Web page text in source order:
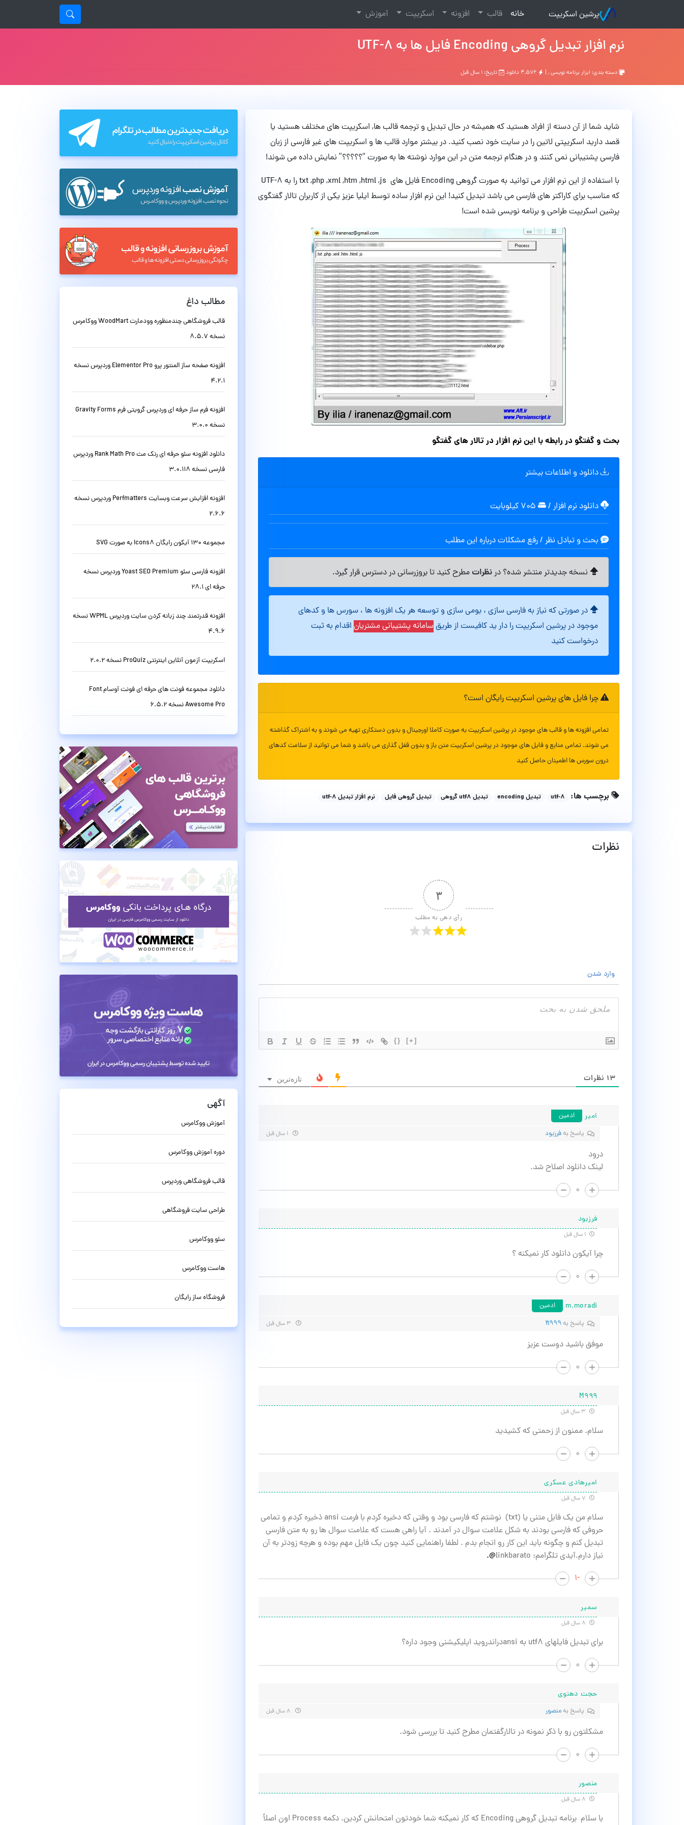
پرشین اسکریپت خانه
(current) قالب افزونه اسکریپت آموزش
نرم افزار تبدیل گروهی Encoding فایل ها به UTF-8
دسته بندی: ابزار برنامه نویسی, | تاریخ: ۱ سال قبل
شاید شما از آن دسته از افراد هستید که همیشه در حال تبدیل و ترجمه قالب ها, اسکریپت های مختلف هستید یا
قصد دارید اسکریپتی لاتین را در سایت خود نصب کنید. در بیشتر موارد قالب ها و اسکریپت های غیر فارسی از زبان
فارسی پشتیبانی نمی کنند و در هنگام ترجمه متن در این موارد نوشته ها به صورت “؟؟؟؟؟” نمایش داده می شوند!
با استفاده از این نرم افزار می توانید به صورت گروهی Encoding فایل های txt ,php ,xml ,htm ,html ,js را به UTF-8
که مناسب برای کاراکتر های فارسی می باشد تبدیل کنید! این نرم افزار ساده توسط ایلیا عزیز یکی از کاربران تالار گفتگوی
پرشین اسکریپت طراحی و برنامه نویسی شده است!
بحث و گفتگو در رابطه با این نرم افزار در تالار های گفتگو
دانلود و اطلاعات بیشتر
دانلود نرم افزار /
بحث و تبادل نظر / رفع مشکلات درباره این مطلب
نسخه جدیدتر منتشر شده؟ درنظراتمطرح کنید تا بروزرسانی در دسترس قرار گیرد.
در صورتی که نیاز به فارسی سازی ، بومی سازی و توسعه هر یک افزونه ها ، سورس ها و کدهای
موجود در پرشین اسکریپت را دار ید کافیست از طریقسامانه پشتیبانی مشتریان اقدام به ثبت
درخواست کنید
چرا فایل های پرشین اسکریپت رایگان است؟
تمامی افزونه ها و قالب های موجود در پرشین اسکریپت به صورت کاملا اورجینال و بدون دستکاری تهیه می شوند و به اشتراک گذاشته
می شوند. تمامی منابع و فایل های موجود در پرشین اسکریپت متن باز و بدون قفل گذاری می باشد و شما می توانید از سلامت کدهای
درون سورس ها اطمینان حاصل کنید
برچسب ها: utf-8 تبدیل encoding تبدیل utf8 گروهی تبدیل گروهی فایل نرم افزار تبدیل utf-8
نظرات
۳
رأی دهی به مطلب
وارد شدن
{} [+]
۱۳ نظرات تازه‌ترین
امیر
ادمین
پاسخ بهفرزبود
درود
لینک دانلود اصلاح شد.
۰
فرزبود
چرا آیکون دانلود کار نمیکنه ؟
۰
m.moradi
ادمین
پاسخ بهM999
موفق باشید دوست عزیز
۰
M999
سلام. ممنون از زحمتی که کشیدید
۰
امیرهادی عسکری
سلام من یک فابل متنی یا (txt) نوشتم که فارسی بود و وقتی که دخیره کردم با فرمت ansi ذخیره کردم و تمامی
حروفی که فارسی بودند به شکل علامت سوال در آمدند . آیا راهی هست که علامت سوال ها رو به متن فارسی
تبدیل کنم و چگونه باید این کار رو انجام بدم . لطفا راهنمایی کنید چون یک فایل مهم بوده و هرچه زودتر به آن
نیاز دارم.آيدی تلگرامم: linkbarato
@.
-۱
سمیر
برای تبدیل فایلهای utf8 به ansiدراندروید اپلیکیشنی وجود داره؟
۰
حجت دهنوی
پاسخ بهمنصور
مشکلتون رو با ذکر نمونه در تالارگفتمان مطرح کنید تا بررسی شود.
۰
منصور
با سلام برنامه تبدیل گروهی Encoding که کار نمیکنه شما خودتون امتحانش کردین. دکمه Process اون اصلاً
مطالب داغ
قالب فروشگاهی چندمنظوره وودمارت WoodMart ووکامرس
نسخه 8.5.7
افزونه صفحه ساز المنتور پرو Elementor Pro وردپرس نسخه
4.2.1
افزونه فرم ساز حرفه ای وردپرس گرویتی فرم Gravity Forms
نسخه 3.0.0
دانلود افزونه سئو حرفه ای رنک مث Rank Math Pro وردپرس
فارسی نسخه 3.0.118
افزونه افزایش سرعت وبسایت Perfmatters وردپرس نسخه
2.6.6
مجموعه 130 آیکون رایگان Icons8 به صورت SVG
افزونه فارسی سئو Yoast SEO Premium وردپرس نسخه
حرفه ای 28.1
افزونه قدرتمند چند زبانه کردن سایت وردپرس WPML نسخه
4.9.6
اسکریپت آزمون آنلاین اینترنتی ProQuiz نسخه 2.0.2
دانلود مجموعه فونت های حرفه ای فونت آوسام Font
Awesome Pro نسخه 6.5.2
آگهی
آموزش ووکامرس
دوره آموزش ووکامرس
قالب فروشگاهی وردپرس
طراحی سایت فروشگاهی
سئو ووکامرس
هاست ووکامرس
فروشگاه ساز رایگان